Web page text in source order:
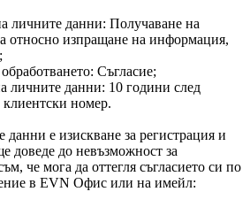
личните данни: Получаване на
относно изпращане на информация,
Съгласие;
личните данни: 10 години след
клиентски номер.
е изискване за регистрация и
доведе до невъзможност за
че мога да оттегля съгласието си по
в EVN Офис или на имейл: